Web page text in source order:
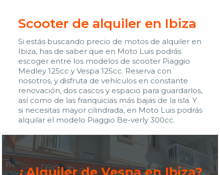
Scooter de alquiler en Ibiza
Si estás buscando precio de motos de alquiler en
Ibiza, has de saber que en Moto Luis podrás
escoger entre los modelos de scooter Piaggio
Medley 125cc y Vespa 125cc. Reserva con
nosotros, y disfruta de vehículos en constante
renovación, dos cascos y espacio para guardarlos,
así como de las franquicias más bajas de la isla. Y
si necesitas mayor cilindrada, en Moto Luis podrás
alquilar el modelo Piaggio Be-verly 300cc.